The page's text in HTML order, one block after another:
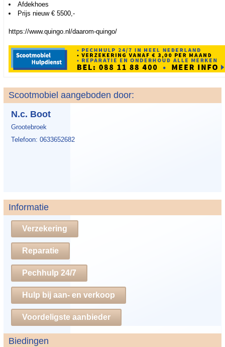
Afdekhoes
Prijs nieuw € 5500,-
https://www.quingo.nl/daarom-quingo/
Scootmobiel aangeboden door:
N.c. Boot
Grootebroek
Telefoon: 0633652682
Informatie
Verzekering
Reparatie
Pechhulp 24/7
Hulp bij aan- en verkoop
Voordeligste aanbieder
Biedingen